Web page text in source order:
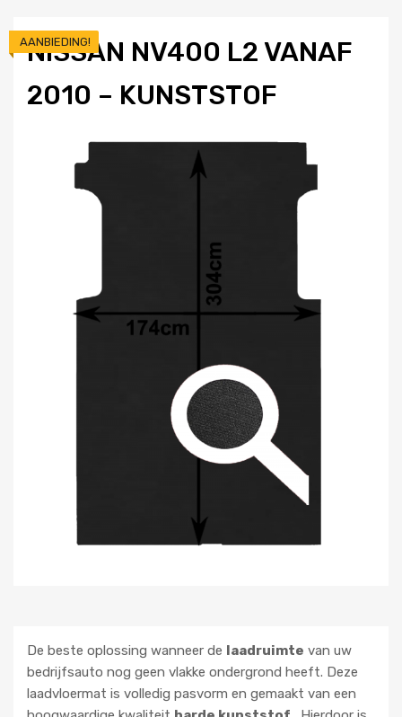
NISSAN NV400 L2 VANAF
2010 – KUNSTSTOF
AANBIEDING!
De beste oplossing wanneer de laadruimte van uw
bedrijfsauto nog geen vlakke ondergrond heeft. Deze
laadvloermat is volledig pasvorm en gemaakt van een